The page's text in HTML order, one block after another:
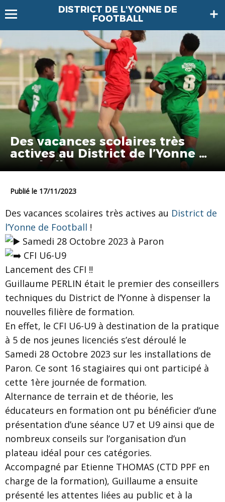
DISTRICT DE L'YONNE DE
FOOTBALL
Des vacances scolaires très
actives au District de l’Yonne de
Football !
Publié le 17/11/2023
Des vacances scolaires très actives au District de
l’Yonne de Football !
Samedi 28 Octobre 2023 à Paron
CFI U6-U9
Lancement des CFI !!
Guillaume PERLIN était le premier des conseillers
techniques du District de l’Yonne à dispenser la
nouvelles filière de formation.
En effet, le CFI U6-U9 à destination de la pratique
à 5 de nos jeunes licenciés s’est déroulé le
Samedi 28 Octobre 2023 sur les installations de
Paron. Ce sont 16 stagiaires qui ont participé à
cette 1ère journée de formation.
Alternance de terrain et de théorie, les
éducateurs en formation ont pu bénéficier d’une
présentation d’une séance U7 et U9 ainsi que de
nombreux conseils sur l’organisation d’un
plateau idéal pour ces catégories.
Accompagné par Etienne THOMAS (CTD PPF en
charge de la formation), Guillaume a ensuite
présenté les attentes liées au public et à la